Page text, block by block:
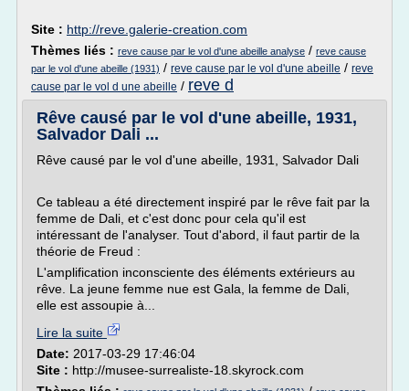
Site : http://reve.galerie-creation.com
Thèmes liés : reve cause par le vol d'une abeille analyse / reve cause
par le vol d'une abeille (1931) / reve cause par le vol d'une abeille / reve
cause par le vol d une abeille / reve d
Rêve causé par le vol d'une abeille, 1931,
Salvador Dali ...
Rêve causé par le vol d'une abeille, 1931, Salvador Dali
Ce tableau a été directement inspiré par le rêve fait par la
femme de Dali, et c'est donc pour cela qu'il est
intéressant de l'analyser. Tout d'abord, il faut partir de la
théorie de Freud :
L'amplification inconsciente des éléments extérieurs au
rêve. La jeune femme nue est Gala, la femme de Dali,
elle est assoupie à...
Lire la suite
Date: 2017-03-29 17:46:04
Site : http://musee-surrealiste-18.skyrock.com